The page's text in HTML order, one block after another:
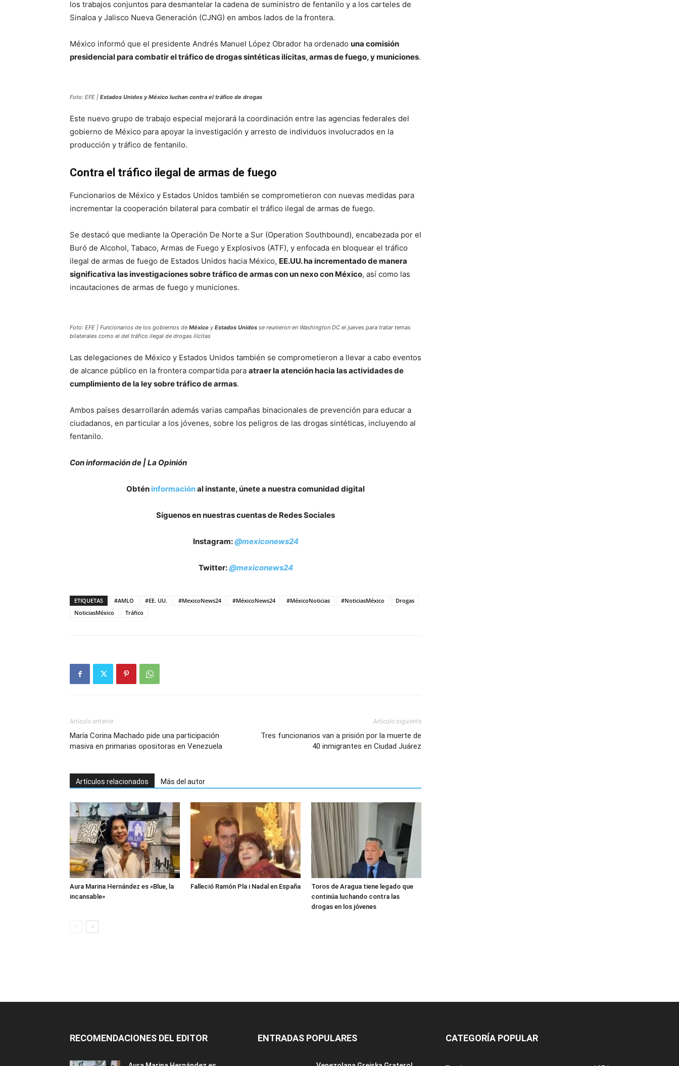
los trabajos conjuntos para desmantelar la cadena de suministro de fentanilo y a los carteles de
Sinaloa y Jalisco Nueva Generación (CJNG) en ambos lados de la frontera.
México informó que el presidente Andrés Manuel López Obrador ha ordenado una comisión
presidencial para combatir el tráfico de drogas sintéticas ilícitas, armas de fuego, y municiones.
Foto: EFE | Estados Unidos y México luchan contra el tráfico de drogas
Este nuevo grupo de trabajo especial mejorará la coordinación entre las agencias federales del
gobierno de México para apoyar la investigación y arresto de individuos involucrados en la
producción y tráfico de fentanilo.
Contra el tráfico ilegal de armas de fuego
Funcionarios de México y Estados Unidos también se comprometieron con nuevas medidas para
incrementar la cooperación bilateral para combatir el tráfico ilegal de armas de fuego.
Se destacó que mediante la Operación De Norte a Sur (Operation Southbound), encabezada por el
Buró de Alcohol, Tabaco, Armas de Fuego y Explosivos (ATF), y enfocada en bloquear el tráfico
ilegal de armas de fuego de Estados Unidos hacia México, EE.UU. ha incrementado de manera
significativa las investigaciones sobre tráfico de armas con un nexo con México, así como las
incautaciones de armas de fuego y municiones.
Foto: EFE | Funcionarios de los gobiernos de México y Estados Unidos se reunieron en Washington DC el jueves para tratar temas
bilaterales como el del tráfico ilegal de drogas ilícitas
Las delegaciones de México y Estados Unidos también se comprometieron a llevar a cabo eventos
de alcance público en la frontera compartida para atraer la atención hacia las actividades de
cumplimiento de la ley sobre tráfico de armas.
Ambos países desarrollarán además varias campañas binacionales de prevención para educar a
ciudadanos, en particular a los jóvenes, sobre los peligros de las drogas sintéticas, incluyendo al
fentanilo.
Con información de | La Opinión
Obtén informaciónal instante, únete a nuestra comunidad digital
Síguenos en nuestras cuentas de Redes Sociales
Instagram:@mexiconews24
Twitter:@mexiconews24
ETIQUETAS #AMLO #EE. UU. #MexicoNews24 #MéxicoNews24 #MéxicoNoticias #NoticiasMéxico
Drogas
NoticiasMéxico
Tráfico
Artículo anterior
María Corina Machado pide una participación
masiva en primarias opositoras en Venezuela
Artículo siguiente
Tres funcionarios van a prisión por la muerte de
40 inmigrantes en Ciudad Juárez
Artículos relacionados Más del autor
Aura Marina Hernández es «Blue, la
incansable»
Falleció Ramón Pla i Nadal en España
Toros de Aragua tiene legado que
continúa luchando contra las
drogas en los jóvenes
RECOMENDACIONES DEL EDITOR ENTRADAS POPULARES CATEGORÍA POPULAR